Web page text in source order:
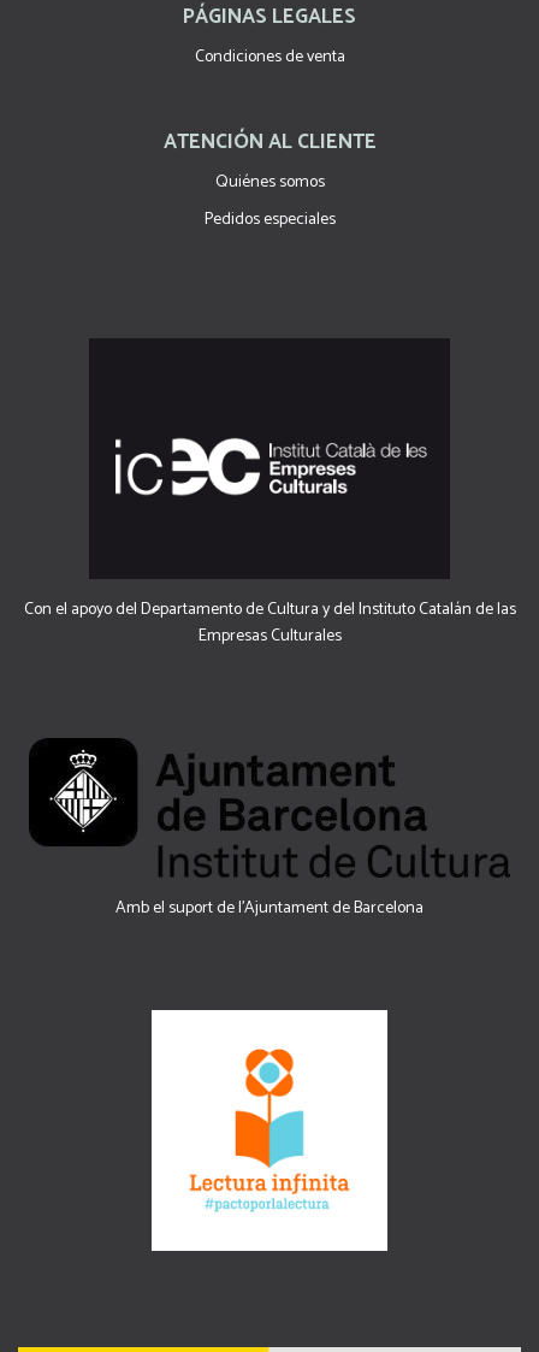
PÁGINAS LEGALES
Condiciones de venta
ATENCIÓN AL CLIENTE
Quiénes somos
Pedidos especiales
Con el apoyo del Departamento de Cultura y del Instituto Catalán de las
Empresas Culturales
Amb el suport de l’Ajuntament de Barcelona